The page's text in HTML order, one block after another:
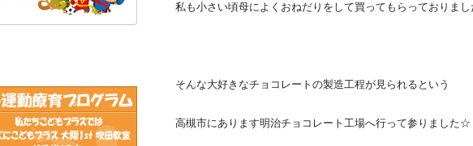
私も小さい頃母によくおねだりをして買ってもらっておりまし
そんな大好きなチョコレートの製造工程が見られるという
高槻市にあります明治チョコレート工場へ行って参りました☆